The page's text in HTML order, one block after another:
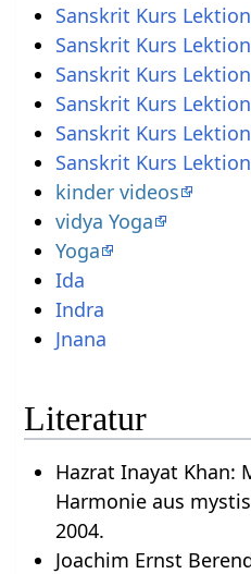
Sanskrit Kurs
Sanskrit Kurs
Sanskrit Kurs
Sanskrit Kurs
Sanskrit Kurs
Sanskrit Kurs
kinder videos
vidya Yoga
Yoga
Ida
Indra
Jnana
Literatur
Hazrat Inayat Khan:
Harmonie aus
2004.
Joachim Ernst